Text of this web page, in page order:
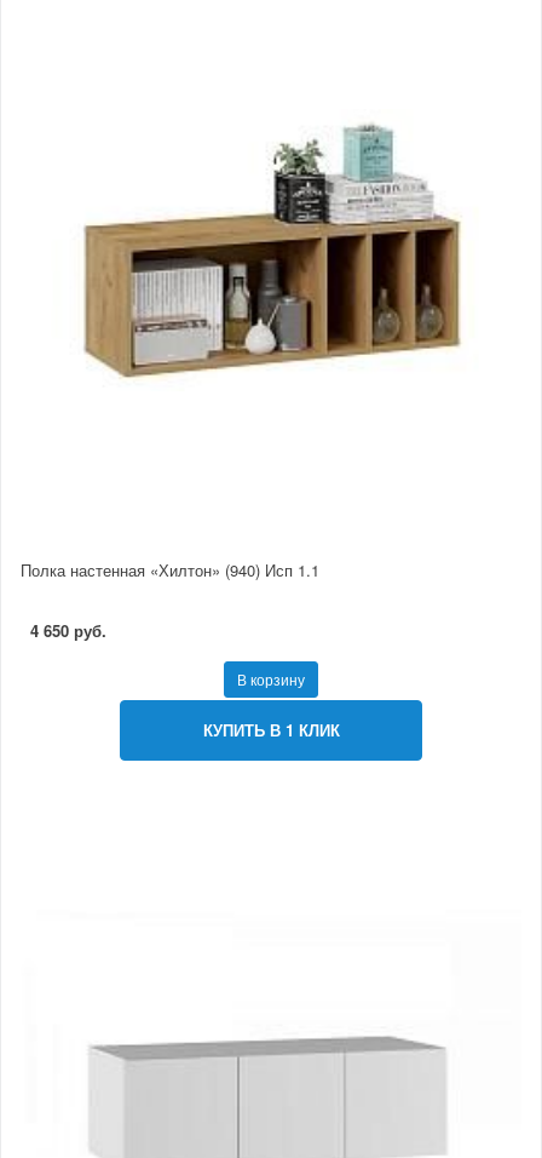
Полка настенная «Хилтон» (940) Исп 1.1
4 650 руб.
В корзину
КУПИТЬ В 1 КЛИК